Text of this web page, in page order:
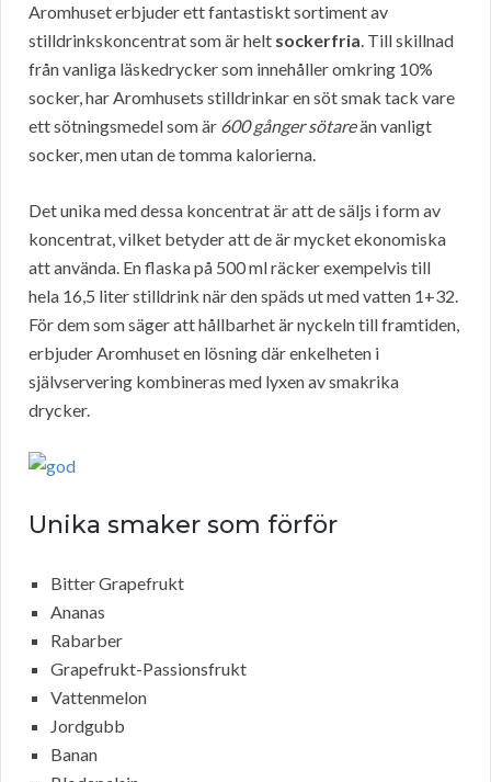
Aromhuset erbjuder ett fantastiskt sortiment av
stilldrinkskoncentrat som är helt sockerfria. Till skillnad
från vanliga läskedrycker som innehåller omkring 10%
socker, har Aromhusets stilldrinkar en söt smak tack vare
ett sötningsmedel som är 600 gånger sötareän vanligt
socker, men utan de tomma kalorierna.
Det unika med dessa koncentrat är att de säljs i form av
koncentrat, vilket betyder att de är mycket ekonomiska
att använda. En flaska på 500 ml räcker exempelvis till
hela 16,5 liter stilldrink när den späds ut med vatten 1+32.
För dem som säger att hållbarhet är nyckeln till framtiden,
erbjuder Aromhuset en lösning där enkelheten i
självservering kombineras med lyxen av smakrika
drycker.
Unika smaker som förför
Bitter Grapefrukt
Ananas
Rabarber
Grapefrukt-Passionsfrukt
Vattenmelon
Jordgubb
Banan